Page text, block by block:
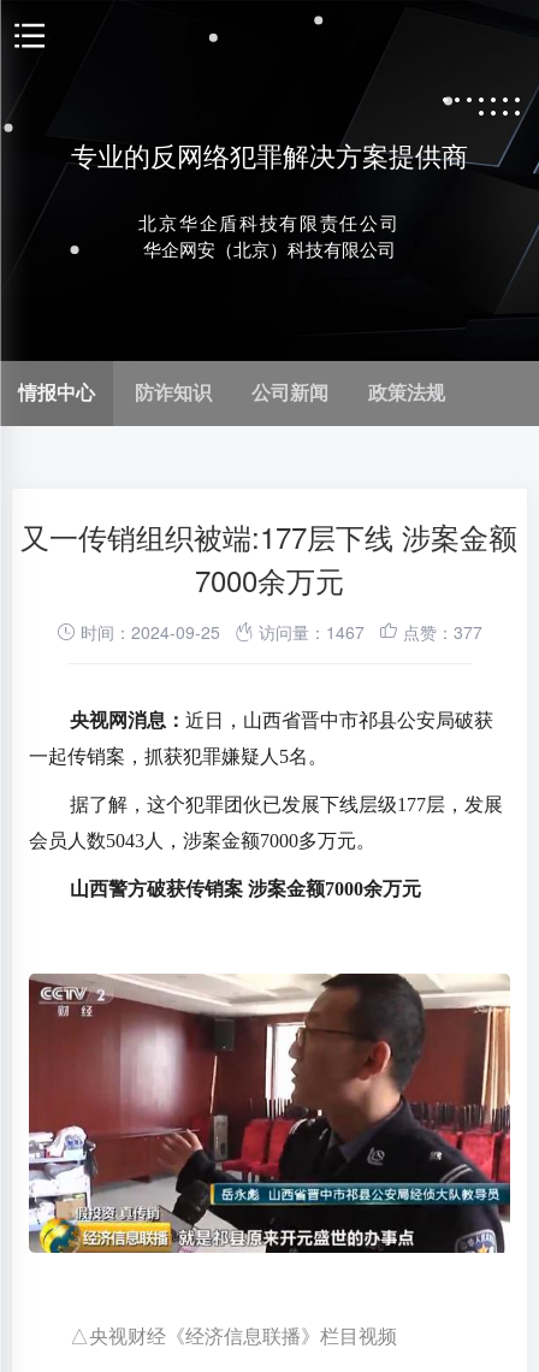
专业的反网络犯罪解决方案提供商
北京华企盾科技有限责任公司
华企网安（北京）科技有限公司
情报中心 防诈知识 公司新闻 政策法规
又一传销组织被端:177层下线 涉案金额
7000余万元
时间：2024-09-25 访问量：1467 点赞：377
央视网消息：近日，山西省晋中市祁县公安局破获
一起传销案，抓获犯罪嫌疑人5名。
据了解，这个犯罪团伙已发展下线层级177层，发展
会员人数5043人，涉案金额7000多万元。
山西警方破获传销案 涉案金额7000余万元
△央视财经《经济信息联播》栏目视频